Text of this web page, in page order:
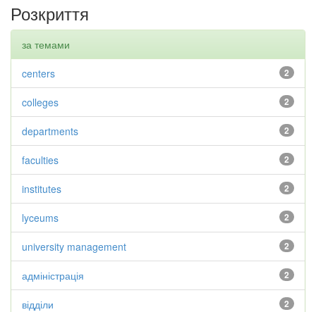
Розкриття
за темами
2
centers
2
colleges
2
departments
2
faculties
2
institutes
2
lyceums
2
university management
2
адміністрація
2
відділи